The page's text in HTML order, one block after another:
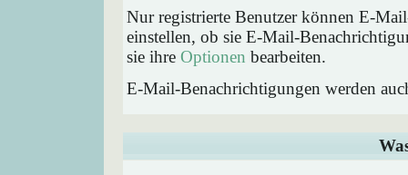
Nur registrierte Benutzer können E-
einstellen, ob sie E-Mail-
sie ihre Optionen bearbeiten.
E-Mail-Benachrichtigungen werden